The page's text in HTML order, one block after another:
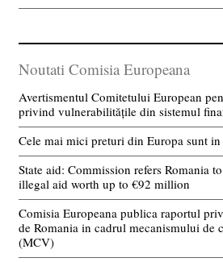
Noutati Comisia Europeana
Avertismentul Comitetului European
privind vulnerabilitățile din sistemul
Cele mai mici preturi din Europa sunt in
State aid: Commission refers Romania
illegal aid worth up to €92 million
Comisia Europeana publica raportul
de Romania in cadrul mecanismului de
(MCV)